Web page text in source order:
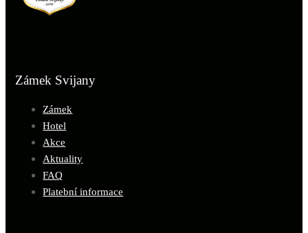
Zámek Svijany
Zámek
Hotel
Akce
Aktuality
FAQ
Platební informace